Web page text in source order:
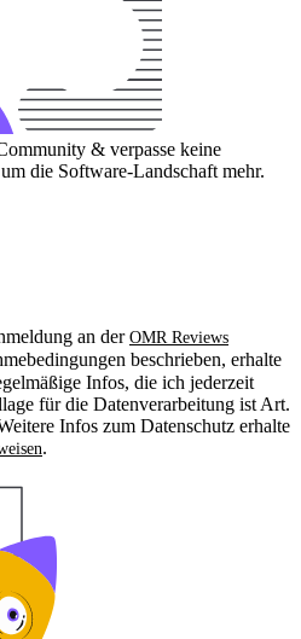
& verpasse keine
die Software-Landschaft mehr.
an derOMR Reviews
beschrieben, erhalte
Infos, die ich jederzeit
für die Datenverarbeitung ist Art.
Infos zum Datenschutz erhalte
.